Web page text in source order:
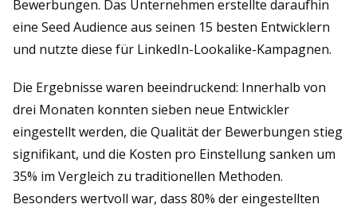
Bewerbungen. Das Unternehmen erstellte daraufhin
eine Seed Audience aus seinen 15 besten Entwicklern
und nutzte diese für LinkedIn-Lookalike-Kampagnen.
Die Ergebnisse waren beeindruckend: Innerhalb von
drei Monaten konnten sieben neue Entwickler
eingestellt werden, die Qualität der Bewerbungen stieg
signifikant, und die Kosten pro Einstellung sanken um
35% im Vergleich zu traditionellen Methoden.
Besonders wertvoll war, dass 80% der eingestellten